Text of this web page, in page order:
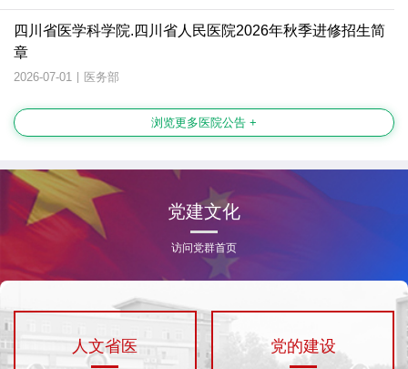
四川省医学科学院.四川省人民医院2026年秋季进修招生简
章
2026-07-01 | 医务部
浏览更多医院公告 +
党建文化
访问党群首页
人文省医 党的建设